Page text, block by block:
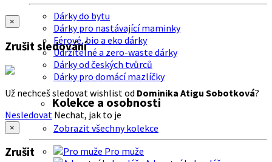
Dárky do bytu
Dárky pro nastávající maminky
Férové, bio a eko dárky
Udržitelné a zero-waste dárky
Dárky od českých tvůrců
Dárky pro domácí mazlíčky
Kolekce a osobnosti
Zobrazit všechny kolekce
Pro muže
×
Zrušit sledování
Už nechceš sledovat wishlist od Dominika Atigu Sobotková?
Nesledovat Nechat, jak to je
×
Zrušit